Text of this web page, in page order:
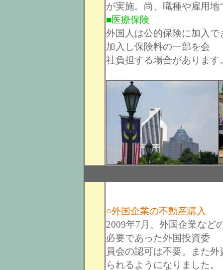
が実施。尚、職種や雇用
■医療保険
外国人は公的保険に加入
加入し保険料の一部を会
社負担する場合があります
○外国企業の不動産購入
2009年7月、外国企業など
必要であった外国投資委
員会の認可は不要。また
られるようになりました。